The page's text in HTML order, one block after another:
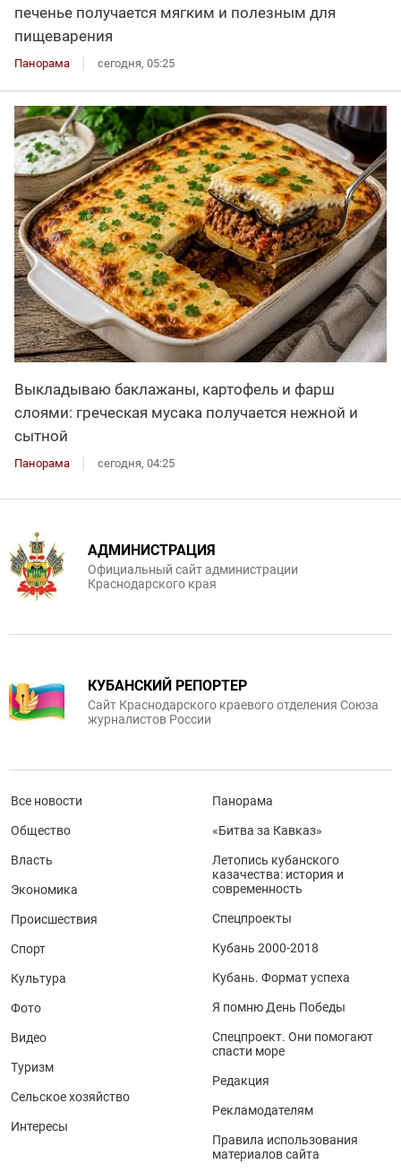
печенье получается мягким и полезным для
пищеварения
Панорама сегодня, 05:25
Выкладываю баклажаны, картофель и фарш
слоями: греческая мусака получается нежной и
сытной
Панорама сегодня, 04:25
АДМИНИСТРАЦИЯ
Официальный сайт администрации
Краснодарского края
КУБАНСКИЙ РЕПОРТЕР
Сайт Краснодарского краевого отделения Союза
журналистов России
Все новости
Общество
Власть
Экономика
Происшествия
Спорт
Культура
Фото
Видео
Туризм
Сельское хозяйство
Интересы
Панорама
«Битва за Кавказ»
Летопись кубанского
казачества: история и
современность
Спецпроекты
Кубань 2000-2018
Кубань. Формат успеха
Я помню День Победы
Спецпроект. Они помогают
спасти море
Редакция
Рекламодателям
Правила использования
материалов сайта